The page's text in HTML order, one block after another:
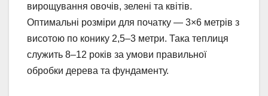
вирощування овочів, зелені та квітів.
Оптимальні розміри для початку — 3×6 метрів з
висотою по конику 2,5–3 метри. Така теплиця
служить 8–12 років за умови правильної
обробки дерева та фундаменту.